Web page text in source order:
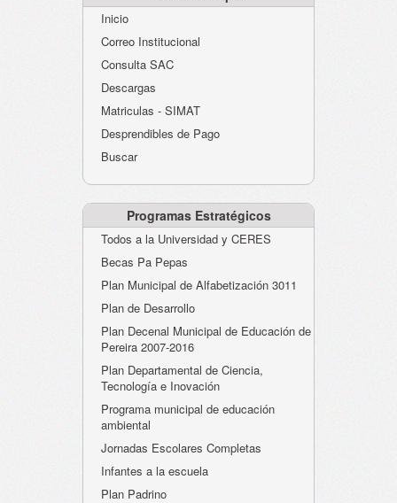
Atención al Ciudadano
Instituciones Educativas
Despacho Secretaría
Evaluación desempeño
Humano-Cesantías
Inicio
Correo Institucional
Consulta SAC
Descargas
Matriculas - SIMAT
Desprendibles de Pago
Buscar
Programas Estratégicos
Todos a la Universidad y CERES
Becas Pa Pepas
Plan Municipal de Alfabetización 3011
Plan de Desarrollo
Plan Decenal Municipal de Educación de
Pereira 2007-2016
Plan Departamental de Ciencia,
Tecnología e Inovación
Programa municipal de educación
ambiental
Jornadas Escolares Completas
Infantes a la escuela
Plan Padrino